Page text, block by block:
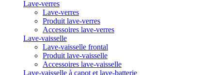
Lave-verres
Lave-verres
Produit lave-verres
Accessoires lave-verres
Lave-vaisselle
Lave-vaisselle frontal
Produit lave-vaisselle
Accessoires lave-vaisselle
Lave-vaisselle à capot et lave-batterie